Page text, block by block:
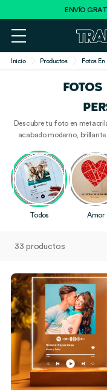
ENVÍO
Inicio Productos Fotos
FOTOS
Descubre tu foto en
acabado moderno,
recuerdos únicos para
Todos Amor
33 productos